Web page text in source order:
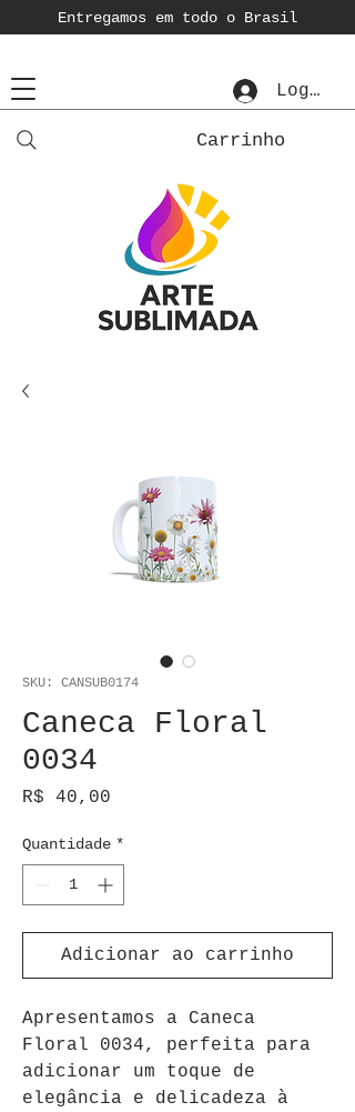
Entregamos em todo o Brasil
Login
Carrinho
SKU: CANSUB0174
Caneca Floral
0034
R$ 40,00
Quantidade *
Adicionar ao carrinho
Apresentamos a Caneca
Floral 0034, perfeita para
adicionar um toque de
elegância e delicadeza à